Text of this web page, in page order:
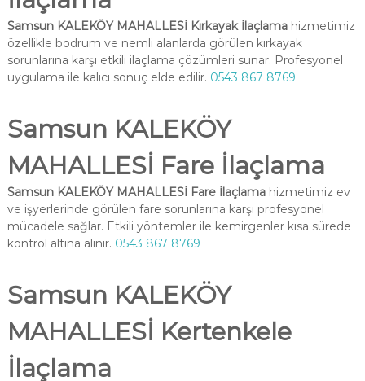
Samsun KALEKÖY MAHALLESİ Kırkayak İlaçlamahizmetimiz
özellikle bodrum ve nemli alanlarda görülen kırkayak
sorunlarına karşı etkili ilaçlama çözümleri sunar. Profesyonel
uygulama ile kalıcı sonuç elde edilir. 0543 867 8769
Samsun KALEKÖY
MAHALLESİ Fare İlaçlama
Samsun KALEKÖY MAHALLESİ Fare İlaçlamahizmetimiz ev
ve işyerlerinde görülen fare sorunlarına karşı profesyonel
mücadele sağlar. Etkili yöntemler ile kemirgenler kısa sürede
kontrol altına alınır. 0543 867 8769
Samsun KALEKÖY
MAHALLESİ Kertenkele
İlaçlama